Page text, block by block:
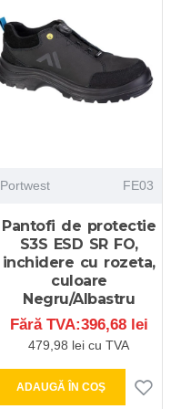
Portwest FE03
Pantofi de protectie
S3S ESD SR FO,
inchidere cu rozeta,
culoare
Negru/Albastru
Fără TVA:396,68 lei
479,98 lei cu TVA
ADAUGĂ ÎN COŞ